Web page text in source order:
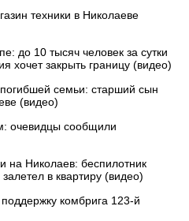
техники в Николаеве
до 10 тысяч человек за сутки
хочет закрыть границу (видео)
семьи: старший сын
(видео)
очевидцы сообщили
на Николаев: беспилотник
в квартиру (видео)
комбрига 123-й